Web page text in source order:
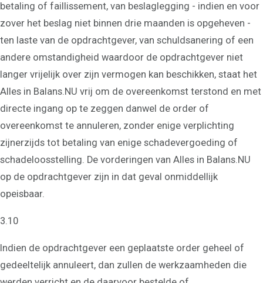
betaling of faillissement, van beslaglegging - indien en voor
zover het beslag niet binnen drie maanden is opgeheven -
ten laste van de opdrachtgever, van schuldsanering of een
andere omstandigheid waardoor de opdrachtgever niet
langer vrijelijk over zijn vermogen kan beschikken, staat het
Alles in Balans.NU vrij om de overeenkomst terstond en met
directe ingang op te zeggen danwel de order of
overeenkomst te annuleren, zonder enige verplichting
zijnerzijds tot betaling van enige schadevergoeding of
schadeloosstelling. De vorderingen van Alles in Balans.NU
op de opdrachtgever zijn in dat geval onmiddellijk
opeisbaar.
3.10
Indien de opdrachtgever een geplaatste order geheel of
gedeeltelijk annuleert, dan zullen de werkzaamheden die